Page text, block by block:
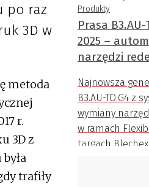
po raz
3D w
metoda
r.
3D z
trafiły
Produkty
Prasa
2025 –
narzędzi
Najnowsza
B3.AU-TO.G4 z
wymiany
w ramach
targach